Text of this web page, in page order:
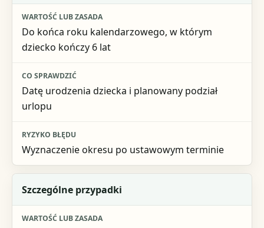
Do końca roku kalendarzowego, w którym
dziecko kończy 6 lat
Datę urodzenia dziecka i planowany podział
urlopu
Wyznaczenie okresu po ustawowym terminie
Szczególne przypadki